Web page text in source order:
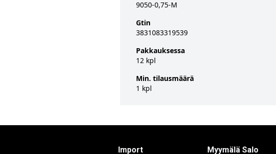
9050-0,75-M
Gtin
3831083319539
Pakkauksessa
12 kpl
Min. tilausmäärä
1 kpl
Import Myymälä Salo